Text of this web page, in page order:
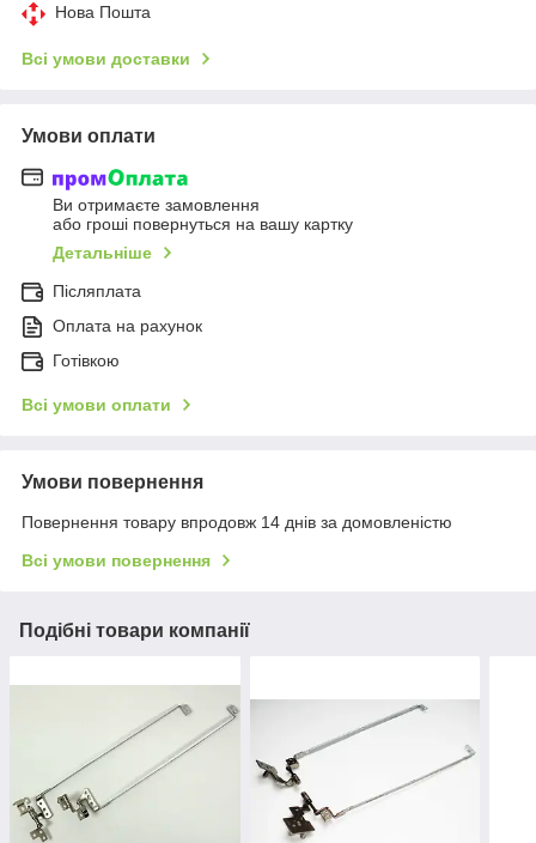
Нова Пошта
Всі умови доставки
Умови оплати
Ви отримаєте замовлення
або гроші повернуться на вашу картку
Детальніше
Післяплата
Оплата на рахунок
Готівкою
Всі умови оплати
Умови повернення
Повернення товару впродовж 14 днів за домовленістю
Всі умови повернення
Подібні товари компанії